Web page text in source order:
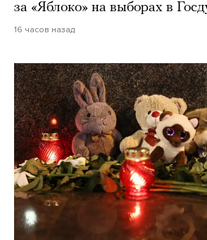
за «Яблоко» на выборах в
16 часов назад